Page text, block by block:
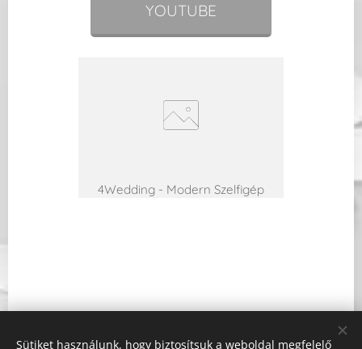
YOUTUBE
4Wedding - Modern Szelfigép
Sütiket használunk, hogy biztosítsuk a weboldal megfelelő